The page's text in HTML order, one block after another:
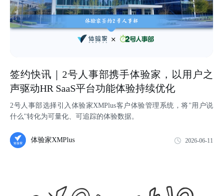
签约快讯｜2号人事部携手体验家，以用户之
声驱动HR SaaS平台功能体验持续优化
2号人事部选择引入体验家XMPlus客户体验管理系统，将"用户说
什么"转化为可量化、可追踪的体验数据。
体验家XMPlus 2026-06-11